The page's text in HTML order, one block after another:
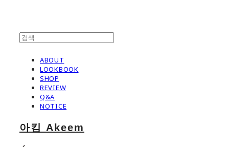
ABOUT
LOOKBOOK
SHOP
REVIEW
Q&A
NOTICE
아킴 Akeem